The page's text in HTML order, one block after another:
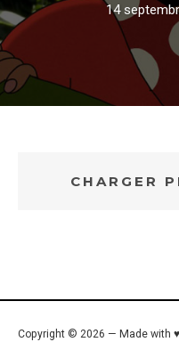
14
CHARGER
Copyright © 2026 — Made with